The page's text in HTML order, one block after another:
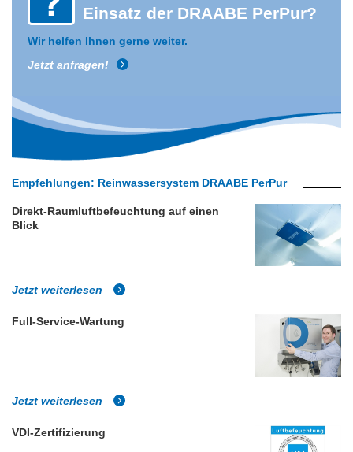
Einsatz der DRAABE PerPur?
Wir helfen Ihnen gerne weiter.
Jetzt anfragen!
Empfehlungen: Reinwassersystem DRAABE PerPur
Direkt-Raumluftbefeuchtung auf einen
Blick
Jetzt weiterlesen
Full-Service-Wartung
Jetzt weiterlesen
VDI-Zertifizierung